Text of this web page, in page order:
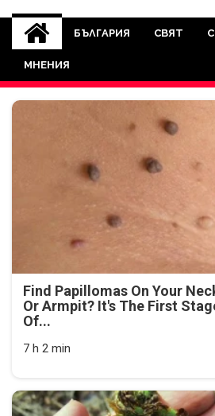
novinite-
Novinite-dnesbg.eu е
Света. Новините,
между медията
БЪЛГАРИЯ СВЯТ
МНЕНИЯ
Find Papillomas On Your
Or Armpit? It's The First
Of...
7 h 2 min